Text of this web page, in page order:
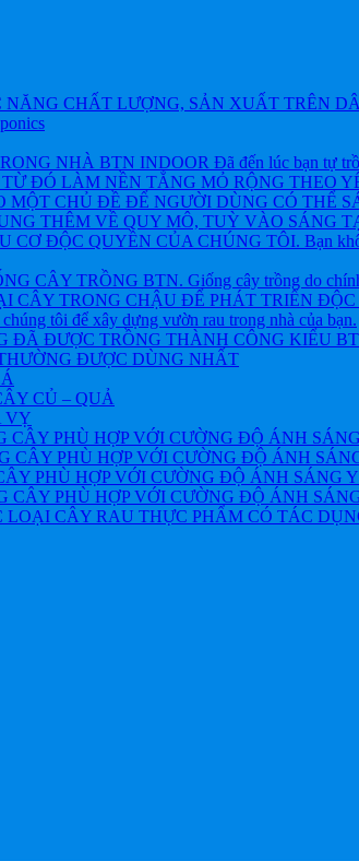
NĂNG CHẤT LƯỢNG, SẢN XUẤT TRÊN
NHÀ BTN INDOOR Đã đến lúc bạn tự
ĐÓ LÀM NỀN TẲNG MỎ RỘNG THEO
CHỦ ĐỀ ĐỂ NGƯỜI DÙNG CÓ THỂ
THÊM VỀ QUY MÔ, TUỲ VÀO SÁNG
ĐỘC QUYỀN CỦA CHÚNG TÔI. Bạn
CÂY TRỒNG BTN. Giống cây trồng do
CÂY TRONG CHẬU ĐỂ PHÁT TRIỂN
tôi để xây dựng vườn rau trong nhà của bạn.
ĐÃ ĐƯỢC TRỒNG THÀNH CÔNG KIỂU
ĐƯỢC DÙNG NHẤT
CỦ – QUẢ
VỴ
CÂY PHÙ HỢP VỚI CƯỜNG ĐỘ ÁNH
CÂY PHÙ HỢP VỚI CƯỜNG ĐỘ ÁNH
PHÙ HỢP VỚI CƯỜNG ĐỘ ÁNH SÁNG
CÂY PHÙ HỢP VỚI CƯỜNG ĐỘ ÁNH
LOẠI CÂY RAU THỰC PHẨM CÓ TÁC